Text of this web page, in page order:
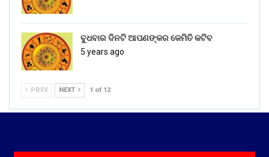
ବୁଧବାର ଦିନଟି ଆପଣଙ୍କର କେମିତି କଟିବ
5 years ago
PREV NEXT 1 of 12